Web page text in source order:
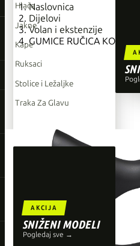
Giant
Orbea
Liv
Shimano
Wahoo
AKCIJA
SNIŽENI MODELI
Pogledaj sve →
Hlače
Jakne
Kape
Ruksaci
Stolice i Ležaljke
Traka Za Glavu
TOP BRENDOVI
Liv
Shimano
Wahoo
Naslovnica
Dijelovi
Volan i ekstenzije
GUMICE RUČICA